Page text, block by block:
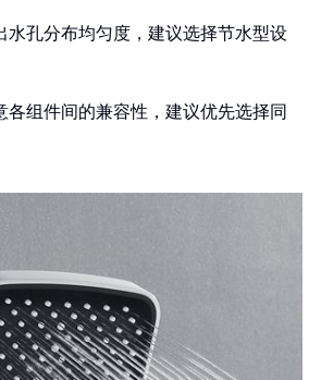
水孔分布均匀度，建议选择节水型设
各组件间的兼容性，建议优先选择同